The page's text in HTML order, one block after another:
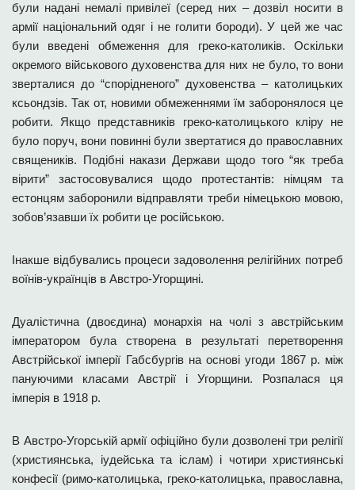
були надані немалі привілеї (серед них – дозвіл носити в
армії національний одяг і не голити бороди). У цей же час
були введені обмеження для греко-католиків. Оскільки
окремого військового духовенства для них не було, то вони
зверталися до “спорідненого” духовенства – католицьких
ксьондзів. Так от, новими обмеженнями їм заборонялося це
робити. Якщо представників греко-католицького кліру не
було поруч, вони повинні були звертатися до православних
священиків. Подібні накази Держави щодо того “як треба
вірити” застосовувалися щодо протестантів: німцям та
естонцям заборонили відправляти треби німецькою мовою,
зобов’язавши їх робити це російською.
Інакше відбувались процеси задоволення релігійних потреб
воїнів-українців в Австро-Угорщині.
Дуалістична (двоєдина) монархія на чолі з австрійським
імператором була створена в результаті перетворення
Австрійської імперії Габсбургів на основі угоди 1867 р. між
пануючими класами Австрії і Угорщини. Розпалася ця
імперія в 1918 р.
В Австро-Угорській армії офіційно були дозволені три релігії
(християнська, іудейська та іслам) і чотири християнські
конфесії (римо-католицька, греко-католицька, православна,